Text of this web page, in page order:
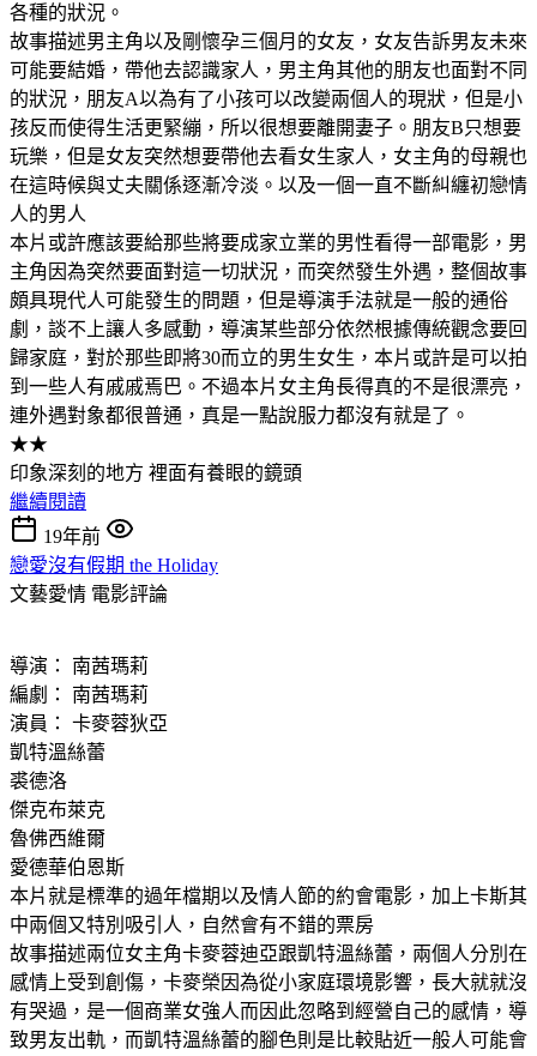
各種的狀況。
故事描述男主角以及剛懷孕三個月的女友，女友告訴男友未來
可能要結婚，帶他去認識家人，男主角其他的朋友也面對不同
的狀況，朋友A以為有了小孩可以改變兩個人的現狀，但是小
孩反而使得生活更緊繃，所以很想要離開妻子。朋友B只想要
玩樂，但是女友突然想要帶他去看女生家人，女主角的母親也
在這時候與丈夫關係逐漸冷淡。以及一個一直不斷糾纏初戀情
人的男人
本片或許應該要給那些將要成家立業的男性看得一部電影，男
主角因為突然要面對這一切狀況，而突然發生外遇，整個故事
頗具現代人可能發生的問題，但是導演手法就是一般的通俗
劇，談不上讓人多感動，導演某些部分依然根據傳統觀念要回
歸家庭，對於那些即將30而立的男生女生，本片或許是可以拍
到一些人有戚戚焉巴。不過本片女主角長得真的不是很漂亮，
連外遇對象都很普通，真是一點說服力都沒有就是了。
★★
印象深刻的地方 裡面有養眼的鏡頭
繼續閱讀
19年前
戀愛沒有假期 the Holiday
文藝愛情 電影評論
導演： 南茜瑪莉
編劇： 南茜瑪莉
演員： 卡麥蓉狄亞
凱特溫絲蕾
裘德洛
傑克布萊克
魯佛西維爾
愛德華伯恩斯
本片就是標準的過年檔期以及情人節的約會電影，加上卡斯其
中兩個又特別吸引人，自然會有不錯的票房
故事描述兩位女主角卡麥蓉迪亞跟凱特溫絲蕾，兩個人分別在
感情上受到創傷，卡麥榮因為從小家庭環境影響，長大就就沒
有哭過，是一個商業女強人而因此忽略到經營自己的感情，導
致男友出軌，而凱特溫絲蕾的腳色則是比較貼近一般人可能會